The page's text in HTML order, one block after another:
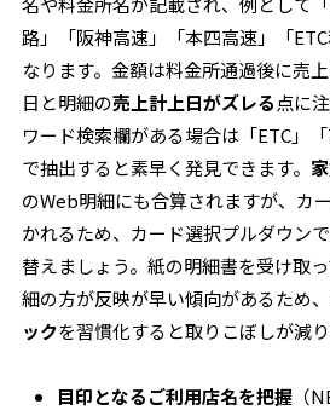
路」「阪神高速」「本四高速」「
なります。金額は料金所通過後に売
日と明細の売上計上日がズレる点に
ワード検索欄がある場合は「ETC」
で抽出すると素早く発見できます。
のWeb明細にも合算されますが、カ
かれるため、カード選択プルダウン
替えましょう。紙の明細書を受け取
細の方が反映が早い傾向があるため、
ックを習慣化すると取りこぼしが減り
目印となるご利用店名を把握 （